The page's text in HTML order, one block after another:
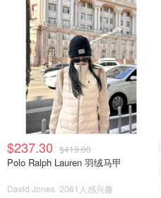
$237.30 $419.00
Polo Ralph Lauren 羽绒马甲
David Jones 2061人感兴趣